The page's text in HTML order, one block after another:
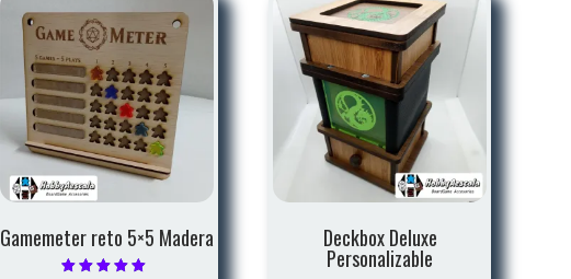
Gamemeter reto 5×5 Madera Deckbox Deluxe
Personalizable